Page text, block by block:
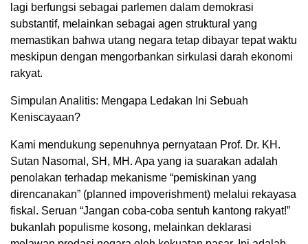
lagi berfungsi sebagai parlemen dalam demokrasi
substantif, melainkan sebagai agen struktural yang
memastikan bahwa utang negara tetap dibayar tepat waktu
meskipun dengan mengorbankan sirkulasi darah ekonomi
rakyat.
Simpulan Analitis: Mengapa Ledakan Ini Sebuah
Keniscayaan?
Kami mendukung sepenuhnya pernyataan Prof. Dr. KH.
Sutan Nasomal, SH, MH. Apa yang ia suarakan adalah
penolakan terhadap mekanisme “pemiskinan yang
direncanakan” (planned impoverishment) melalui rekayasa
fiskal. Seruan “Jangan coba-coba sentuh kantong rakyat!”
bukanlah populisme kosong, melainkan deklarasi